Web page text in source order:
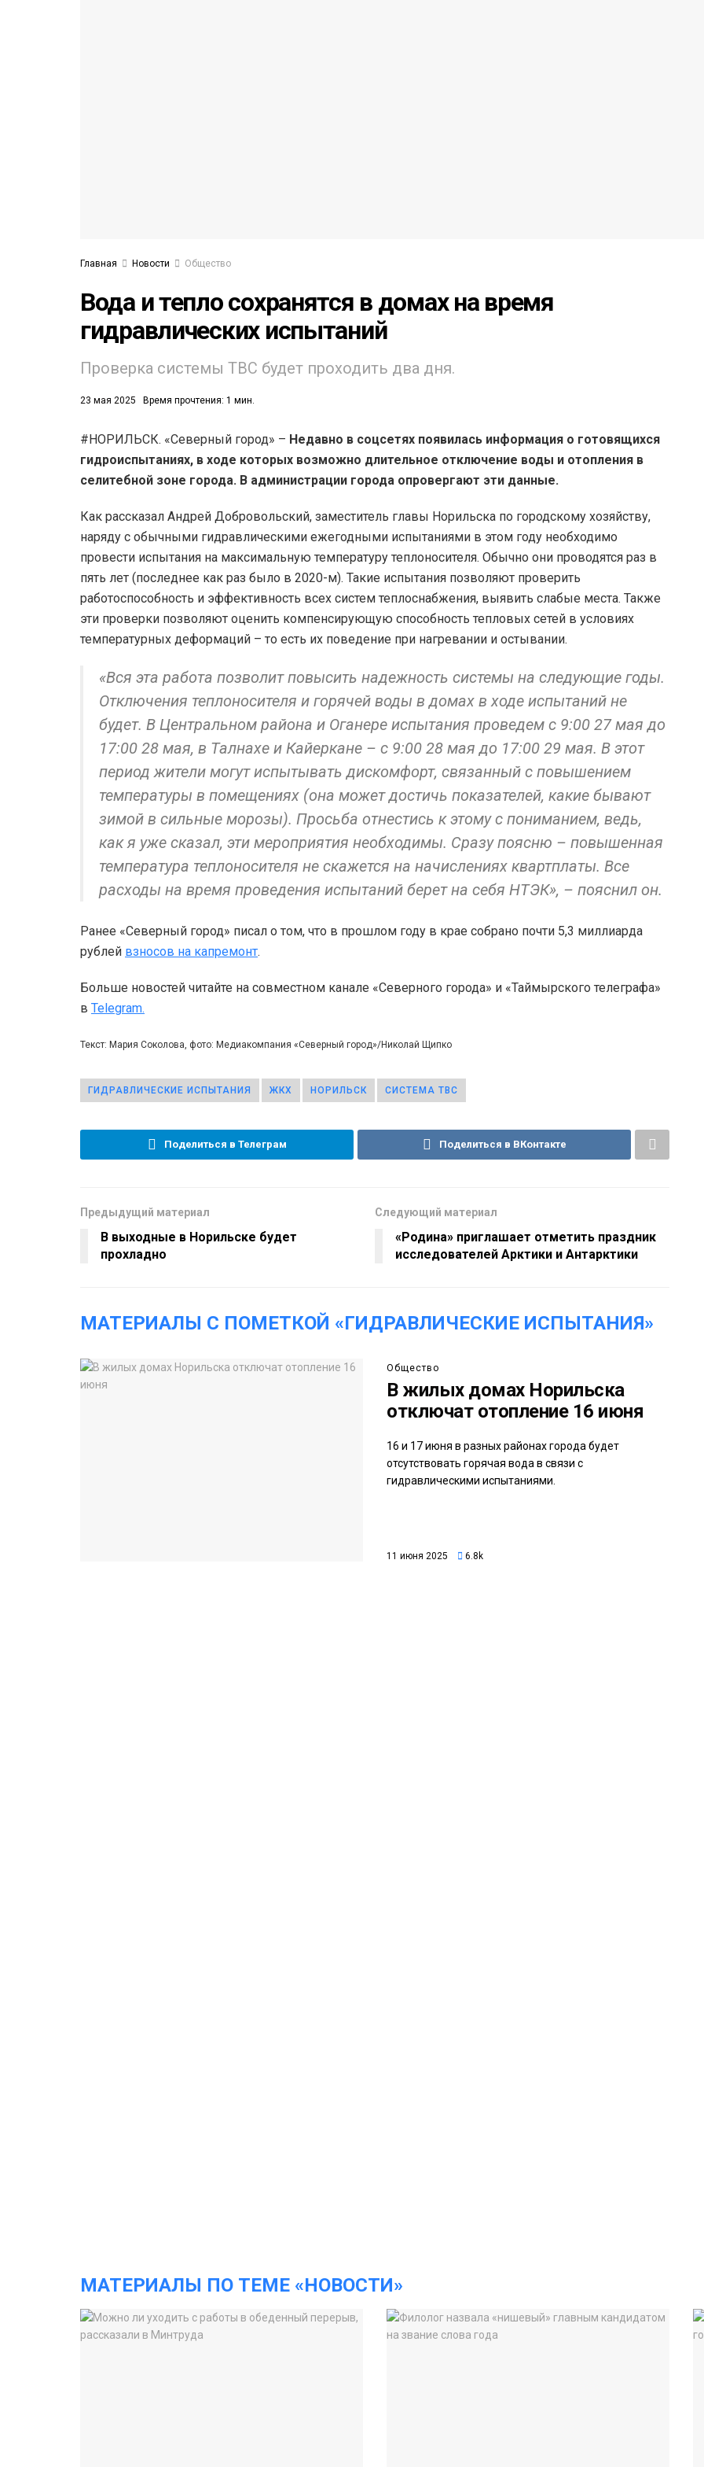
Главная Новости Общество
Вода и тепло сохранятся в домах на время
гидравлических испытаний
Проверка системы ТВС будет проходить два дня.
23 мая 2025 Время прочтения: 1 мин.
#НОРИЛЬСК. «Северный город» – Недавно в соцсетях появилась информация о готовящихся
гидроиспытаниях, в ходе которых возможно длительное отключение воды и отопления в
селитебной зоне города. В администрации города опровергают эти данные.
Как рассказал Андрей Добровольский, заместитель главы Норильска по городскому хозяйству,
наряду с обычными гидравлическими ежегодными испытаниями в этом году необходимо
провести испытания на максимальную температуру теплоносителя. Обычно они проводятся раз в
пять лет (последнее как раз было в 2020-м). Такие испытания позволяют проверить
работоспособность и эффективность всех систем теплоснабжения, выявить слабые места. Также
эти проверки позволяют оценить компенсирующую способность тепловых сетей в условиях
температурных деформаций – то есть их поведение при нагревании и остывании.
«Вся эта работа позволит повысить надежность системы на следующие годы.
Отключения теплоносителя и горячей воды в домах в ходе испытаний не
будет. В Центральном района и Оганере испытания проведем с 9:00 27 мая до
17:00 28 мая, в Талнахе и Кайеркане – с 9:00 28 мая до 17:00 29 мая. В этот
период жители могут испытывать дискомфорт, связанный с повышением
температуры в помещениях (она может достичь показателей, какие бывают
зимой в сильные морозы). Просьба отнестись к этому с пониманием, ведь,
как я уже сказал, эти мероприятия необходимы. Сразу поясню – повышенная
температура теплоносителя не скажется на начислениях квартплаты. Все
расходы на время проведения испытаний берет на себя НТЭК», – пояснил он.
Ранее «Северный город» писал о том, что в прошлом году в крае собрано почти 5,3 миллиарда
рублей взносов на капремонт.
Больше новостей читайте на совместном канале «Северного города» и «Таймырского телеграфа»
в Telegram.
Текст: Мария Соколова, фото: Медиакомпания «Северный город»/Николай Щипко
ГИДРАВЛИЧЕСКИЕ ИСПЫТАНИЯ ЖКХ НОРИЛЬСК СИСТЕМА ТВС
Поделиться в Телеграм Поделиться в ВКонтакте
Предыдущий материал
В выходные в Норильске будет
прохладно
Следующий материал
«Родина» приглашает отметить праздник
исследователей Арктики и Антарктики
МАТЕРИАЛЫ С ПОМЕТКОЙ «ГИДРАВЛИЧЕСКИЕ ИСПЫТАНИЯ»
Общество
В жилых домах Норильска
отключат отопление 16 июня
16 и 17 июня в разных районах города будет
отсутствовать горячая вода в связи с
гидравлическими испытаниями.
11 июня 2025 6.8k
МАТЕРИАЛЫ ПО ТЕМЕ «НОВОСТИ»